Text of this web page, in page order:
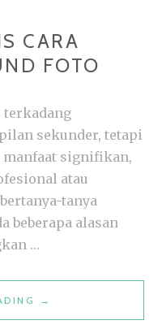
CARA
FOTO
terkadang
sekunder, tetapi
manfaat signifikan,
atau
tanya
beberapa alasan
…
PANDUAN
PRAKTIS
→